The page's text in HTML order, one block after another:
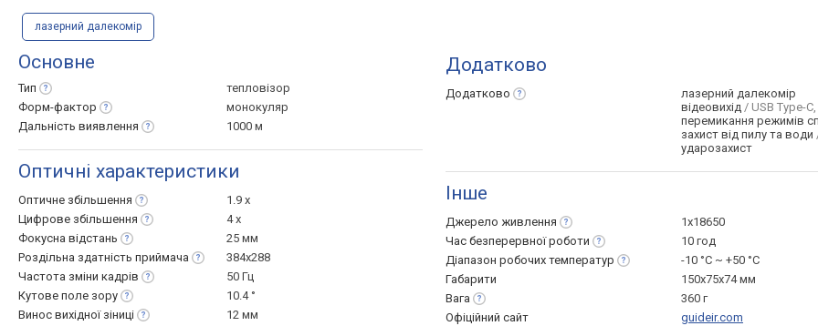
лазерний далекомір
Основне
Тип
тепловізор
Форм-фактор
монокуляр
Дальність виявлення 1000 м
Оптичні характеристики
Оптичне збільшення
1.9 x
Цифрове збільшення
4 x
Фокусна відстань
25 мм
Роздільна здатність приймача
384x288
Частота зміни кадрів
50 Гц
Кутове поле зору
10.4 °
Винос вихідної зіниці
12 мм
Додатково
Додатково
лазерний далекомір
відеовихід / USB Type-
перемикання режимів
захист від пилу та води
ударозахист
Інше
Джерело живлення
1x18650
Час безперервноїроботи
10 год
Діапазон робочих температур
-10 °C ~ +50 °С
Габарити
150x75x74 мм
Вага
360 г
Офіційний сайт
guideir.com